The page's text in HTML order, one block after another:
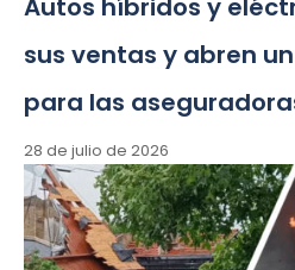
Autos híbridos y
sus ventas y abren
para las
28 de julio de 2026